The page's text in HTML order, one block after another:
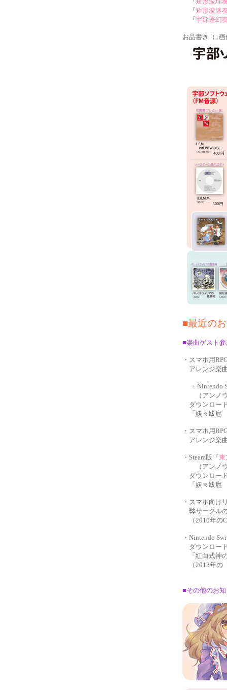
『矩形波迷
『宇部蓬幻
お品書き（↓
■最近の
■楽曲ゲスト
・スマホ用
アレンジ楽
・Nintendo
（アンノウ
ダウンロー
「妖々跋扈
・スマホ用
アレンジ楽
・Steam版『東
（アンノウ
ダウンロー
「妖々跋扈
・スマホ向け
弊サークル
（2010年の
・Nintendo
ダウンロー
「紅白式神
（2013年の
■その他のお